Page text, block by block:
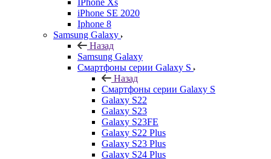
IPhone Xs
iPhone SE 2020
Iphone 8
Samsung Galaxy
Назад
Samsung Galaxy
Смартфоны серии Galaxy S
Назад
Смартфоны серии Galaxy S
Galaxy S22
Galaxy S23
Galaxy S23FE
Galaxy S22 Plus
Galaxy S23 Plus
Galaxy S24 Plus